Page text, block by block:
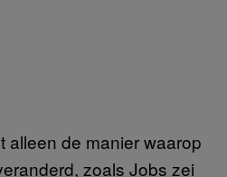
alleen de manier waarop
zoals Jobs zei